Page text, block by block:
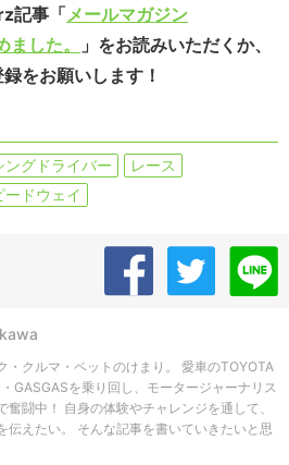
記事「メールマガジン
した。
」をお読みいただくか、
をお願いします！
ングドライバー
レース
ードウェイ
・クルマ・ペットのけまり。 愛車のTOYOTA
GASGASを乗り回し、モータージャーナリス
奮闘中！ 自身の体験やチャレンジを通して、
伝えたい。 そんな記事を書いていきたいと思